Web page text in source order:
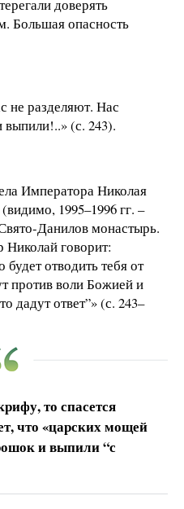
доверять
Большая опасность
не разделяют. Нас
(с. 243).
Императора Николая
1995–1996 гг. –
Данилов монастырь.
говорит:
будет отводить тебя от
против воли Божией и
дадут ответ”» (с. 243–
то спасется
что «царских мощей
и выпили “с